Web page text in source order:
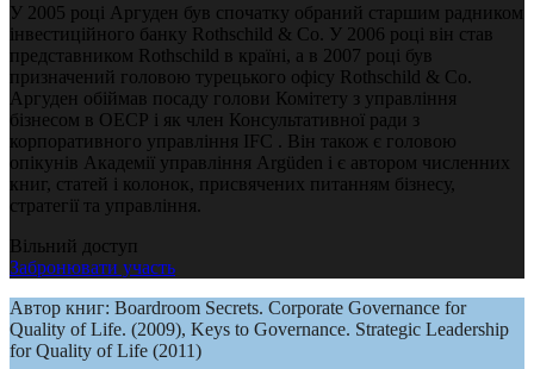
У 2005 році Аргуден був спочатку обраний старшим радником
інвестиційного банку Rothschild & Co. У 2006 році він став
представником Rothschild в країні, а в 2007 році був
призначений головою турецького офісу Rothschild & Co.
Аргуден обіймав посаду голови Комітету з управління
бізнесом в ОЕСР і як член Консультативної ради з
корпоративного управління IFC . Він також є головою
опікунів Академії управління Argüden і є автором численних
книг, статей і колонок, присвячених питанням бізнесу,
стратегії та управління.
Вільний доступ
Забронювати участь
Автор книг: Boardroom Secrets. Corporate Governance for
Quality of Life. (2009), Keys to Governance. Strategic Leadership
for Quality of Life (2011)